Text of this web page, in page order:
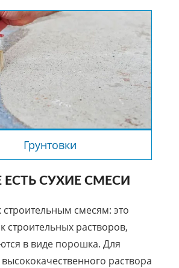
Грунтовки
ЕСТЬ СУХИЕ СМЕСИ
строительным смесям: это
строительных растворов,
в виде порошка. Для
раствора